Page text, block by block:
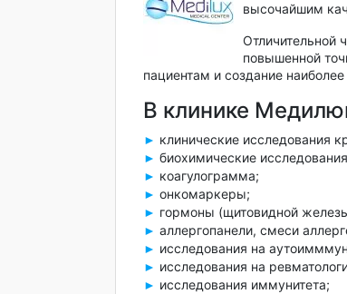
высочайшим
Отличительной
повышенной
пациентам и создание
В клинике
► клинические исследования
► биохимические
► коагулограмма;
► онкомаркеры;
► гормоны (щитовидной
► аллергопанели, смеси
► исследования на
► исследования на
► исследования иммунитета;